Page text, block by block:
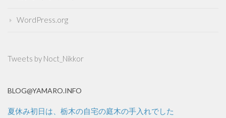
WordPress.org
Tweets by Noct_Nikkor
BLOG@YAMARO.INFO
夏休み初日は、栃木の自宅の庭木の手入れでした